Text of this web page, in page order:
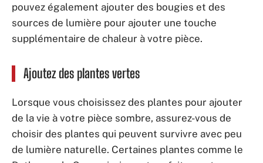
pouvez également ajouter des bougies et des
sources de lumière pour ajouter une touche
supplémentaire de chaleur à votre pièce.
Ajoutez des plantes vertes
Lorsque vous choisissez des plantes pour ajouter
de la vie à votre pièce sombre, assurez-vous de
choisir des plantes qui peuvent survivre avec peu
de lumière naturelle. Certaines plantes comme le